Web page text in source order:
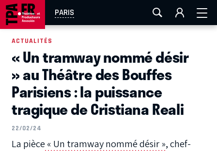
PARIS
AIX-MARSEILLE LA ROCHELLE
EN TOURNÉE
ACTUALITÉS
« Un tramway nommé désir
» au Théâtre des Bouffes
Parisiens : la puissance
tragique de Cristiana Reali
22/02/24
La pièce« Un tramway nommé désir », chef-